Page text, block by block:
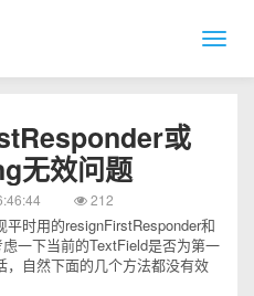
或
无效问题
212
时用的resignFirstResponder和
一下当前的TextField是否为第一
，自然下面的几个方法都没有效